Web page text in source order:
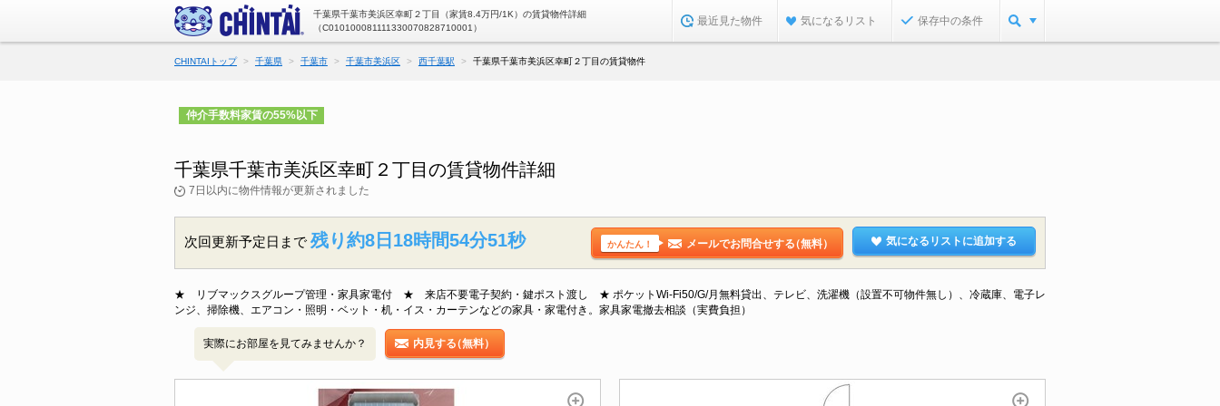
千葉県千葉市美浜区幸町２丁目（家賃8.4万円/1K）の賃貸物件詳細
（C010100081111330070828710001）
最近見た物件 気になるリスト 保存中の条件
CHINTAIトップ 千葉県 千葉市 千葉市美浜区 西千葉駅 千葉県千葉市美浜区幸町２丁目の賃貸物件
仲介手数料家賃の55%以下
千葉県千葉市美浜区幸町２丁目の賃貸物件詳細
7日以内に物件情報が更新されました
次回更新予定日まで 残り約8日18時間54分50秒 かんたん！ メールでお問合せする（無料） 気になるリストに追加する
★ リブマックスグループ管理・家具家電付 ★ 来店不要電子契約・鍵ポスト渡し ★ ポケットWi-Fi50/G/月無料貸出、テレビ、洗濯機（設置不可物件無し）、冷蔵庫、電子レ
ンジ、掃除機、エアコン・照明・ベット・机・イス・カーテンなどの家具・家電付き。家具家電撤去相談（実費負担）
実際にお部屋を見てみませんか？ 内見する（無料）